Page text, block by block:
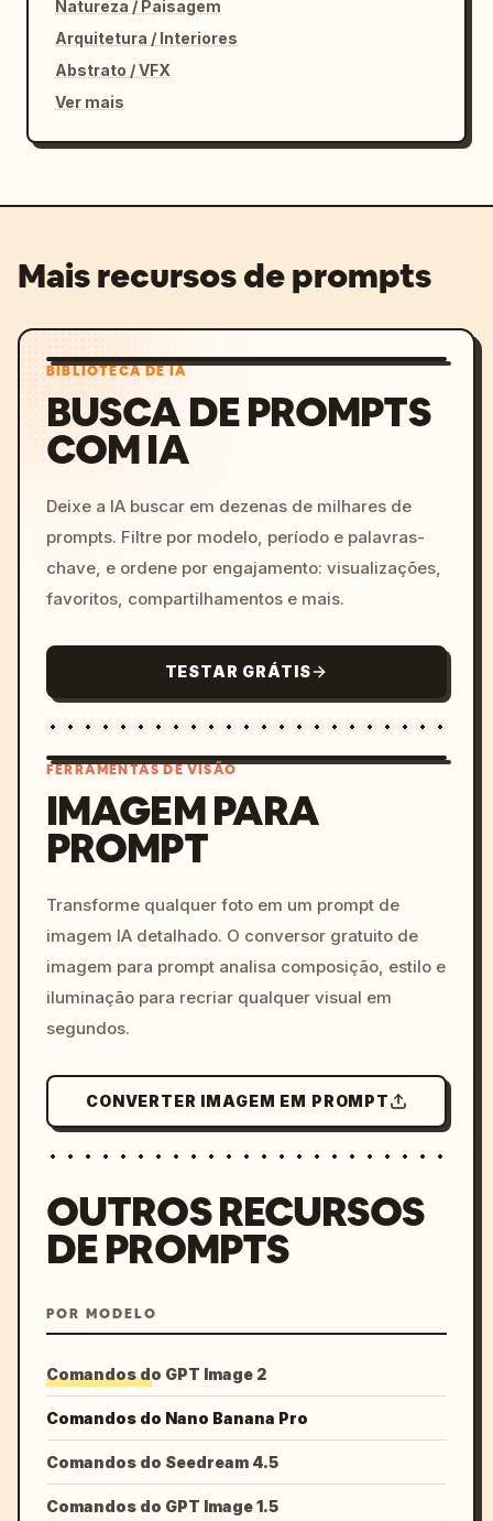
Natureza / Paisagem
Arquitetura / Interiores
Abstrato / VFX
Ver mais
Mais recursos de prompts
BIBLIOTECA DE IA
BUSCA DE PROMPTS
COM IA
Deixe a IA buscar em dezenas de milhares de
prompts. Filtre por modelo, período e palavras-
chave, e ordene por engajamento: visualizações,
favoritos, compartilhamentos e mais.
TESTAR GRÁTIS
colors, 8k --v 6.0
FERRAMENTAS DE VISÃO
IMAGEM PARA
PROMPT
Transforme qualquer foto em um prompt de
imagem IA detalhado. O conversor gratuito de
imagem para prompt analisa composição, estilo e
iluminação para recriar qualquer visual em
segundos.
CONVERTER IMAGEM EM PROMPT
OUTROS RECURSOS
DE PROMPTS
POR MODELO
Comandos do GPT Image 2
Comandos do Nano Banana Pro
Comandos do Seedream 4.5
Comandos do GPT Image 1.5